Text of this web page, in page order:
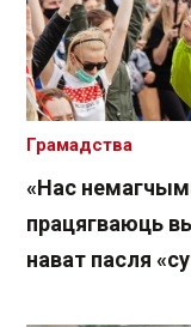
«Нас
працягваюць
нават пасля
Грамадства